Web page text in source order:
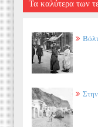
Τα καλύτερα των